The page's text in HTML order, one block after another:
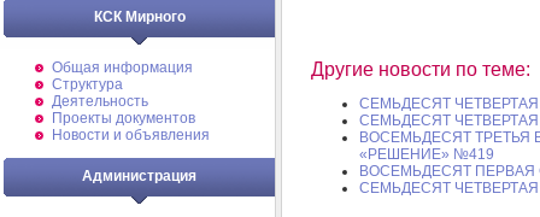
КСК Мирного
Общая информация
Структура
Деятельность
Проекты документов
Новости и объявления
Администрация
Другие новости по теме:
СЕМЬДЕСЯТ
СЕМЬДЕСЯТ
ВОСЕМЬДЕСЯТ ТРЕТЬЯ
«РЕШЕНИЕ» №419
ВОСЕМЬДЕСЯТ
СЕМЬДЕСЯТ